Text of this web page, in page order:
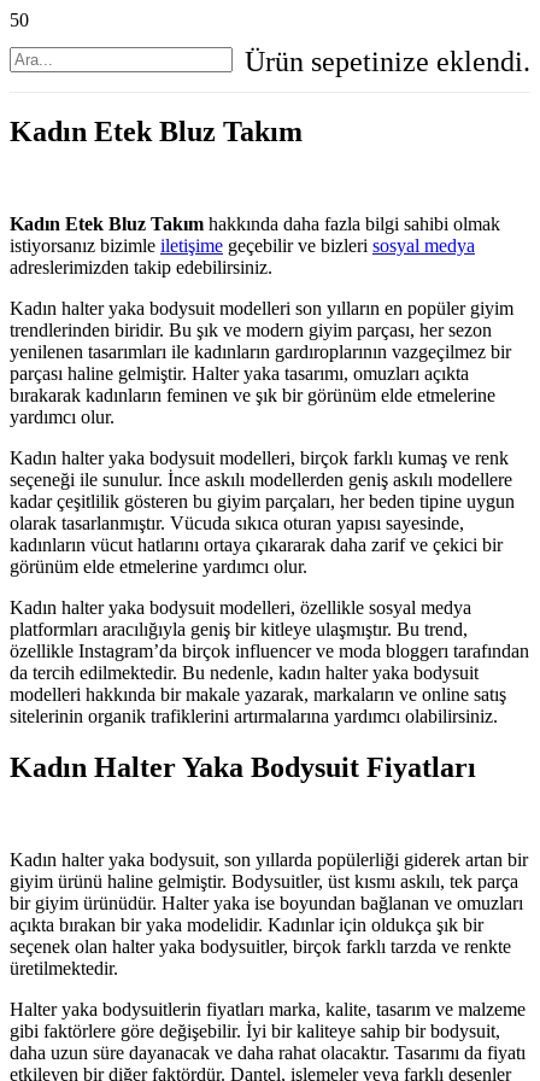
Ürün sepetinize eklendi.
Kadın Etek Bluz Takım
Kadın Etek Bluz Takım hakkında daha fazla bilgi sahibi olmak
istiyorsanız bizimle iletişime geçebilir ve bizleri sosyal medya
adreslerimizden takip edebilirsiniz.
Kadın halter yaka bodysuit modelleri son yılların en popüler giyim
trendlerinden biridir. Bu şık ve modern giyim parçası, her sezon
yenilenen tasarımları ile kadınların gardıroplarının vazgeçilmez bir
parçası haline gelmiştir. Halter yaka tasarımı, omuzları açıkta
bırakarak kadınların feminen ve şık bir görünüm elde etmelerine
yardımcı olur.
Kadın halter yaka bodysuit modelleri, birçok farklı kumaş ve renk
seçeneği ile sunulur. İnce askılı modellerden geniş askılı modellere
kadar çeşitlilik gösteren bu giyim parçaları, her beden tipine uygun
olarak tasarlanmıştır. Vücuda sıkıca oturan yapısı sayesinde,
kadınların vücut hatlarını ortaya çıkararak daha zarif ve çekici bir
görünüm elde etmelerine yardımcı olur.
Kadın halter yaka bodysuit modelleri, özellikle sosyal medya
platformları aracılığıyla geniş bir kitleye ulaşmıştır. Bu trend,
özellikle Instagram’da birçok influencer ve moda bloggerı tarafından
da tercih edilmektedir. Bu nedenle, kadın halter yaka bodysuit
modelleri hakkında bir makale yazarak, markaların ve online satış
sitelerinin organik trafiklerini artırmalarına yardımcı olabilirsiniz.
Kadın Halter Yaka Bodysuit Fiyatları
Kadın halter yaka bodysuit, son yıllarda popülerliği giderek artan bir
giyim ürünü haline gelmiştir. Bodysuitler, üst kısmı askılı, tek parça
bir giyim ürünüdür. Halter yaka ise boyundan bağlanan ve omuzları
açıkta bırakan bir yaka modelidir. Kadınlar için oldukça şık bir
seçenek olan halter yaka bodysuitler, birçok farklı tarzda ve renkte
üretilmektedir.
Halter yaka bodysuitlerin fiyatları marka, kalite, tasarım ve malzeme
gibi faktörlere göre değişebilir. İyi bir kaliteye sahip bir bodysuit,
daha uzun süre dayanacak ve daha rahat olacaktır. Tasarımı da fiyatı
etkileyen bir diğer faktördür. Dantel, işlemeler veya farklı desenler